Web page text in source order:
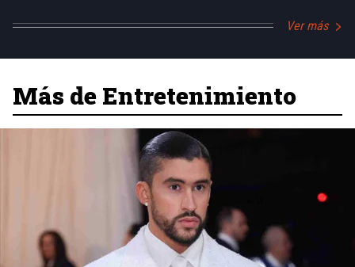
Ver más
Más de Entretenimiento